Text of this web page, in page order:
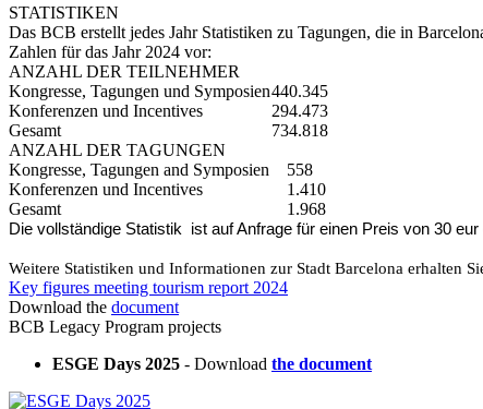
STATISTIKEN
Das BCB erstellt jedes Jahr Statistiken zu Tagungen, die in
Zahlen für das Jahr 2024 vor:
ANZAHL DER TEILNEHMER
Kongresse, Tagungen und Symposien440.345
Konferenzen und Incentives
294.473
Gesamt
734.818
ANZAHL DER TAGUNGEN
Kongresse, Tagungen and Symposien
558
Konferenzen und Incentives
1.410
Gesamt
1.968
Die vollständige Statistik ist auf Anfrage für einen Preis von 30
Weitere Statistiken und Informationen zur Stadt Barcelona erhalten
Key figures meeting tourism report 2024
Download the document
BCB Legacy Program projects
ESGE Days 2025 - Download the document